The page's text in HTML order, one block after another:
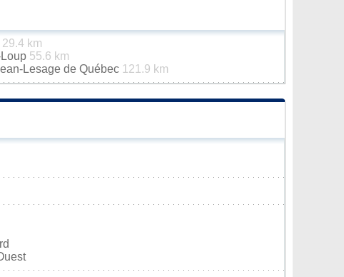
29.4 km
55.6 km
Lesage de Québec 121.9 km